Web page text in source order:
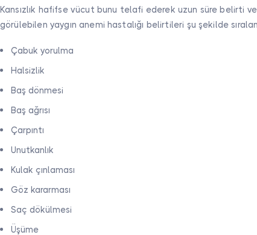
Kansızlık hafifse vücut bunu telafi ederek uzun süre belirti
görülebilen yaygın anemi hastalığı belirtileri şu şekilde
Çabuk yorulma
Halsizlik
Baş dönmesi
Baş ağrısı
Çarpıntı
Unutkanlık
Kulak çınlaması
Göz kararması
Saç dökülmesi
Üşüme